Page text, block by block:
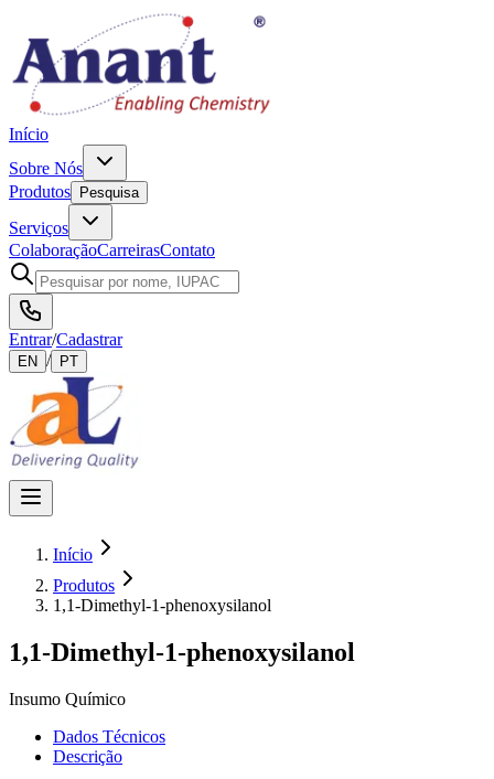
Início
Sobre Nós
Produtos
Pesquisa
Serviços
ColaboraçãoCarreirasContato
Entrar/Cadastrar
EN / PT
Início
Produtos
1,1-Dimethyl-1-phenoxysilanol
1,1-Dimethyl-1-phenoxysilanol
Insumo Químico
Dados Técnicos
Descrição